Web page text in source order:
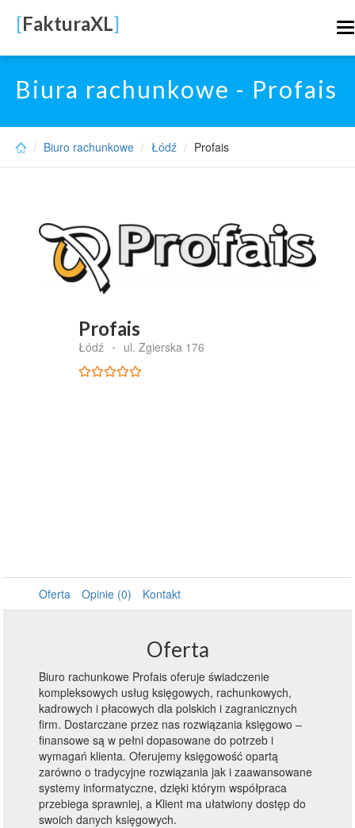
content
[FakturaXL]
Biura rachunkowe - Profais
Biuro rachunkowe Łódź Profais
Profais
Łódź • ul. Zgierska 176
Oferta Opinie (0) Kontakt
Oferta
Biuro rachunkowe Profais oferuje świadczenie
kompleksowych usług księgowych, rachunkowych,
kadrowych i płacowych dla polskich i zagranicznych
firm. Dostarczane przez nas rozwiązania księgowo –
finansowe są w pełni dopasowane do potrzeb i
wymagań klienta. Oferujemy księgowość opartą
zarówno o tradycyjne rozwiązania jak i zaawansowane
systemy informatyczne, dzięki którym współpraca
przebiega sprawniej, a Klient ma ułatwiony dostęp do
swoich danych księgowych.